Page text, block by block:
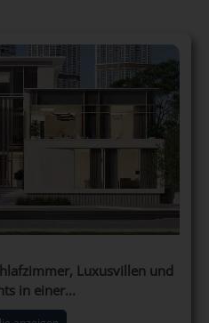
Luxusvillen und
in einer...